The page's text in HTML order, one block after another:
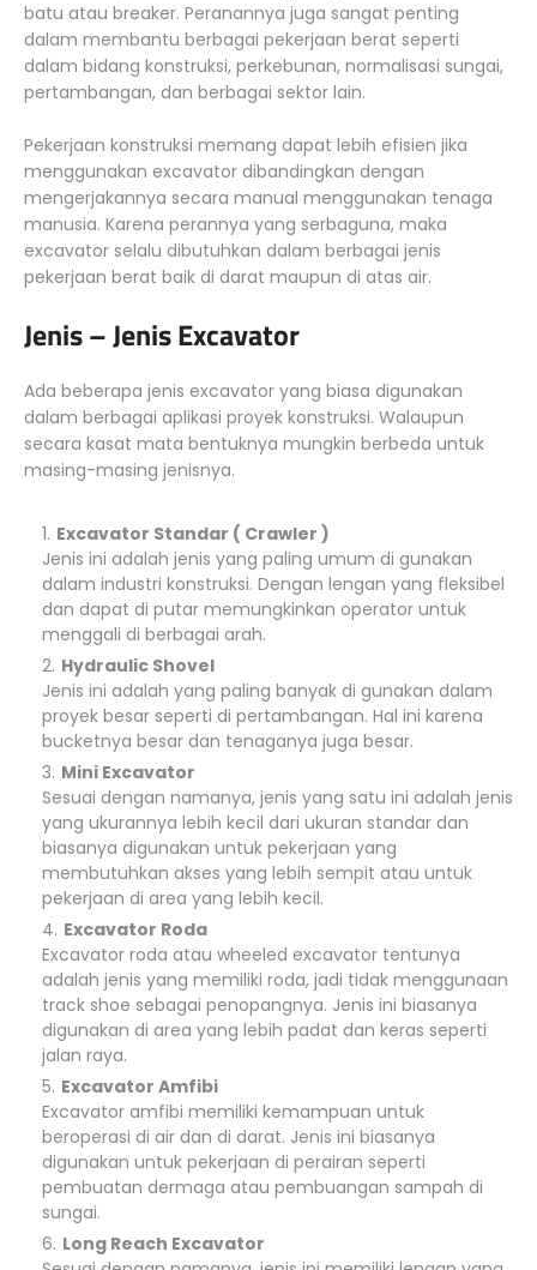
batu atau breaker. Peranannya juga sangat penting
dalam membantu berbagai pekerjaan berat seperti
dalam bidang konstruksi, perkebunan, normalisasi sungai,
pertambangan, dan berbagai sektor lain.
Pekerjaan konstruksi memang dapat lebih efisien jika
menggunakan excavator dibandingkan dengan
mengerjakannya secara manual menggunakan tenaga
manusia. Karena perannya yang serbaguna, maka
excavator selalu dibutuhkan dalam berbagai jenis
pekerjaan berat baik di darat maupun di atas air.
Jenis – Jenis Excavator
Ada beberapa jenis excavator yang biasa digunakan
dalam berbagai aplikasi proyek konstruksi. Walaupun
secara kasat mata bentuknya mungkin berbeda untuk
masing-masing jenisnya.
Excavator Standar ( Crawler )
Jenis ini adalah jenis yang paling umum di gunakan
dalam industri konstruksi. Dengan lengan yang fleksibel
dan dapat di putar memungkinkan operator untuk
menggali di berbagai arah.
Hydraulic Shovel
Jenis ini adalah yang paling banyak di gunakan dalam
proyek besar seperti di pertambangan. Hal ini karena
bucketnya besar dan tenaganya juga besar.
Mini Excavator
Sesuai dengan namanya, jenis yang satu ini adalah jenis
yang ukurannya lebih kecil dari ukuran standar dan
biasanya digunakan untuk pekerjaan yang
membutuhkan akses yang lebih sempit atau untuk
pekerjaan di area yang lebih kecil.
Excavator Roda
Excavator roda atau wheeled excavator tentunya
adalah jenis yang memiliki roda, jadi tidak menggunaan
track shoe sebagai penopangnya. Jenis ini biasanya
digunakan di area yang lebih padat dan keras seperti
jalan raya.
Excavator Amfibi
Excavator amfibi memiliki kemampuan untuk
beroperasi di air dan di darat. Jenis ini biasanya
digunakan untuk pekerjaan di perairan seperti
pembuatan dermaga atau pembuangan sampah di
sungai.
Long Reach Excavator